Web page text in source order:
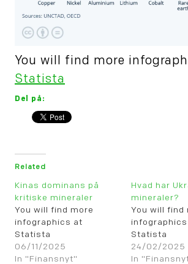
You will find more
Statista
Del på:
Related
Kinas dominans på
kritiske mineraler
You will find more
infographics at
Statista
06/11/2025
In "Finansnyt"
Hvad har
mineraler?
You will find
Statista
24/02/2025
In